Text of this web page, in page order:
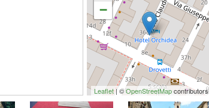
−
Leaflet| ©OpenStreetMapcontributors